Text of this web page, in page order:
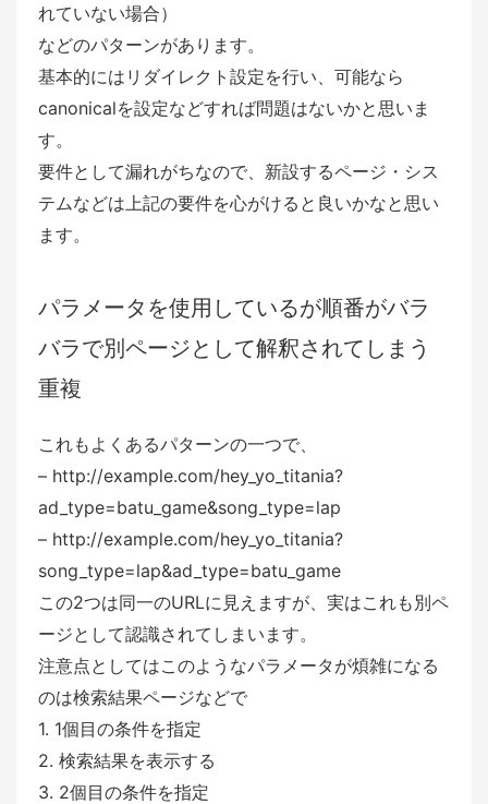
れていない場合）
などのパターンがあります。
基本的にはリダイレクト設定を行い、可能なら
canonicalを設定などすれば問題はないかと思いま
す。
要件として漏れがちなので、新設するページ・シス
テムなどは上記の要件を心がけると良いかなと思い
ます。
パラメータを使用しているが順番がバラ
バラで別ページとして解釈されてしまう
重複
これもよくあるパターンの一つで、
– http://example.com/hey_yo_titania?
ad_type=batu_game&song_type=lap
– http://example.com/hey_yo_titania?
song_type=lap&ad_type=batu_game
この2つは同一のURLに見えますが、実はこれも別ペ
ージとして認識されてしまいます。
注意点としてはこのようなパラメータが煩雑になる
のは検索結果ページなどで
1. 1個目の条件を指定
2. 検索結果を表示する
3. 2個目の条件を指定